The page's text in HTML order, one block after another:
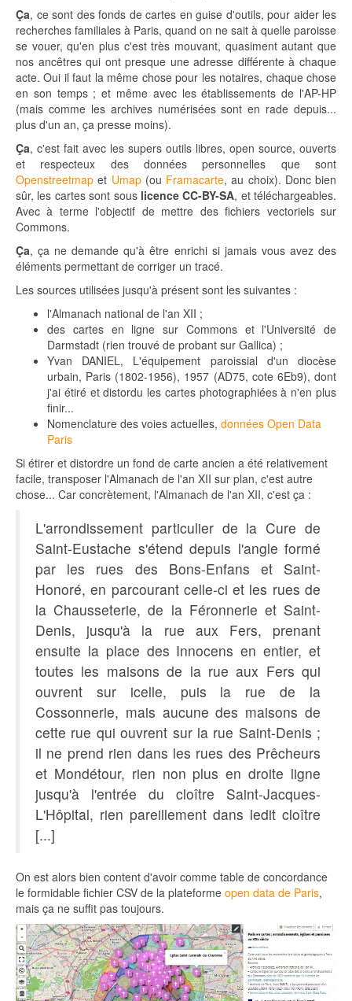
Ça, ce sont des fonds de cartes en guise d'outils, pour aider les
recherches familiales à Paris, quand on ne sait à quelle paroisse
se vouer, qu'en plus c'est très mouvant, quasiment autant que
nos ancêtres qui ont presque une adresse différente à chaque
acte. Oui il faut la même chose pour les notaires, chaque chose
en son temps ; et même avec les établissements de l'AP-HP
(mais comme les archives numérisées sont en rade depuis...
plus d'un an, ça presse moins).
Ça, c'est fait avec les supers outils libres, open source, ouverts
et respecteux des données personnelles que sont
Openstreetmapet Umap (ou Framacarte, au choix). Donc bien
sûr, les cartes sont sous licence CC-BY-SA, et téléchargeables.
Avec à terme l'objectif de mettre des fichiers vectoriels sur
Commons.
Ça, ça ne demande qu'à être enrichi si jamais vous avez des
éléments permettant de corriger un tracé.
Les sources utilisées jusqu'à présent sont les suivantes :
l'Almanach national de l'an XII ;
des cartes en ligne sur Commons et l'Université de
Darmstadt (rien trouvé de probant sur Gallica) ;
Yvan DANIEL, L'équipement paroissial d'un diocèse
urbain, Paris (1802-1956), 1957 (AD75, cote 6Eb9), dont
j'ai étiré et distordu les cartes photographiées à n'en plus
finir...
Nomenclature des voies actuelles, données Open Data
Paris
Si étirer et distordre un fond de carte ancien a été relativement
facile, transposer l'Almanach de l'an XII sur plan, c'est autre
chose... Car concrètement, l'Almanach de l'an XII, c'est ça :
L'arrondissement particulier de la Cure de
Saint-Eustache s'étend depuis l'angle formé
par les rues des Bons-Enfans et Saint-
Honoré, en parcourant celle-ci et les rues de
la Chausseterie, de la Féronnerie et Saint-
Denis, jusqu'à la rue aux Fers, prenant
ensuite la place des Innocens en entier, et
toutes les maisons de la rue aux Fers qui
ouvrent sur icelle, puis la rue de la
Cossonnerie, mais aucune des maisons de
cette rue qui ouvrent sur la rue Saint-Denis ;
il ne prend rien dans les rues des Prêcheurs
et Mondétour, rien non plus en droite ligne
jusqu'à l'entrée du cloître Saint-Jacques-
L'Hôpital, rien pareillement dans ledit cloître
[...]
On est alors bien content d'avoir comme table de concordance
le formidable fichier CSV de la plateforme open data de Paris,
mais ça ne suffit pas toujours.